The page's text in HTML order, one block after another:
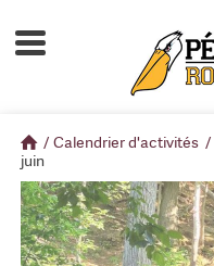
Accueil
Calendrier d'activités
Boutique
Devenir membre
/ Calendrier d'activités /
juin